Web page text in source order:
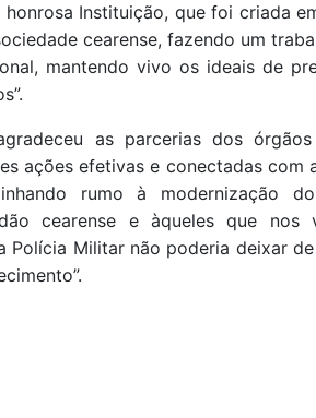
Instituição, que foi criada
cearense, fazendo um
mantendo vivo os ideais de
as parcerias dos
ações efetivas e conectadas com
rumo à modernização
cearense e àqueles que nos
Militar não poderia deixar